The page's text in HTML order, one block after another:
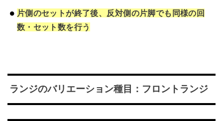
片側のセットが終了後、反対側の片脚でも同様の回
数・セット数を行う
ランジのバリエーション種目：フロントランジ